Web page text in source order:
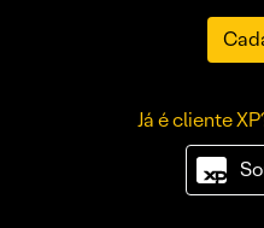
Já é cliente